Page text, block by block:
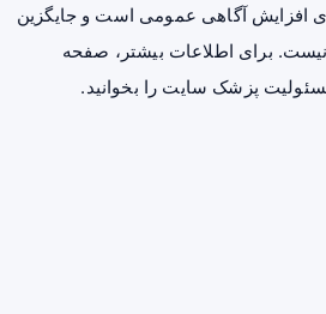
افزایش آگاهی عمومی است و جایگزین
برای اطلاعات بیشتر، صفحه
پزشک سایت را بخوانید.